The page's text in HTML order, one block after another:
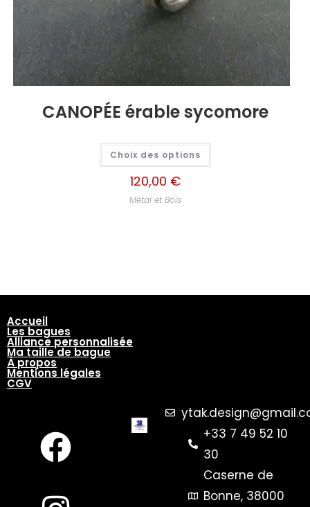
CANOPÉE érable sycomore
Choix des options
120,00 €
Métal et Bois
+33 7 49 52 10
30
Caserne de
Bonne, 38000
Accueil
Les bagues
Alliance personnalisée
Ma taille de bague
À propos
Mentions légales
CGV